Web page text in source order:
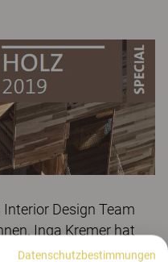
Design Team
Inga Kremer hat
md
Datenschutzbestimmungen